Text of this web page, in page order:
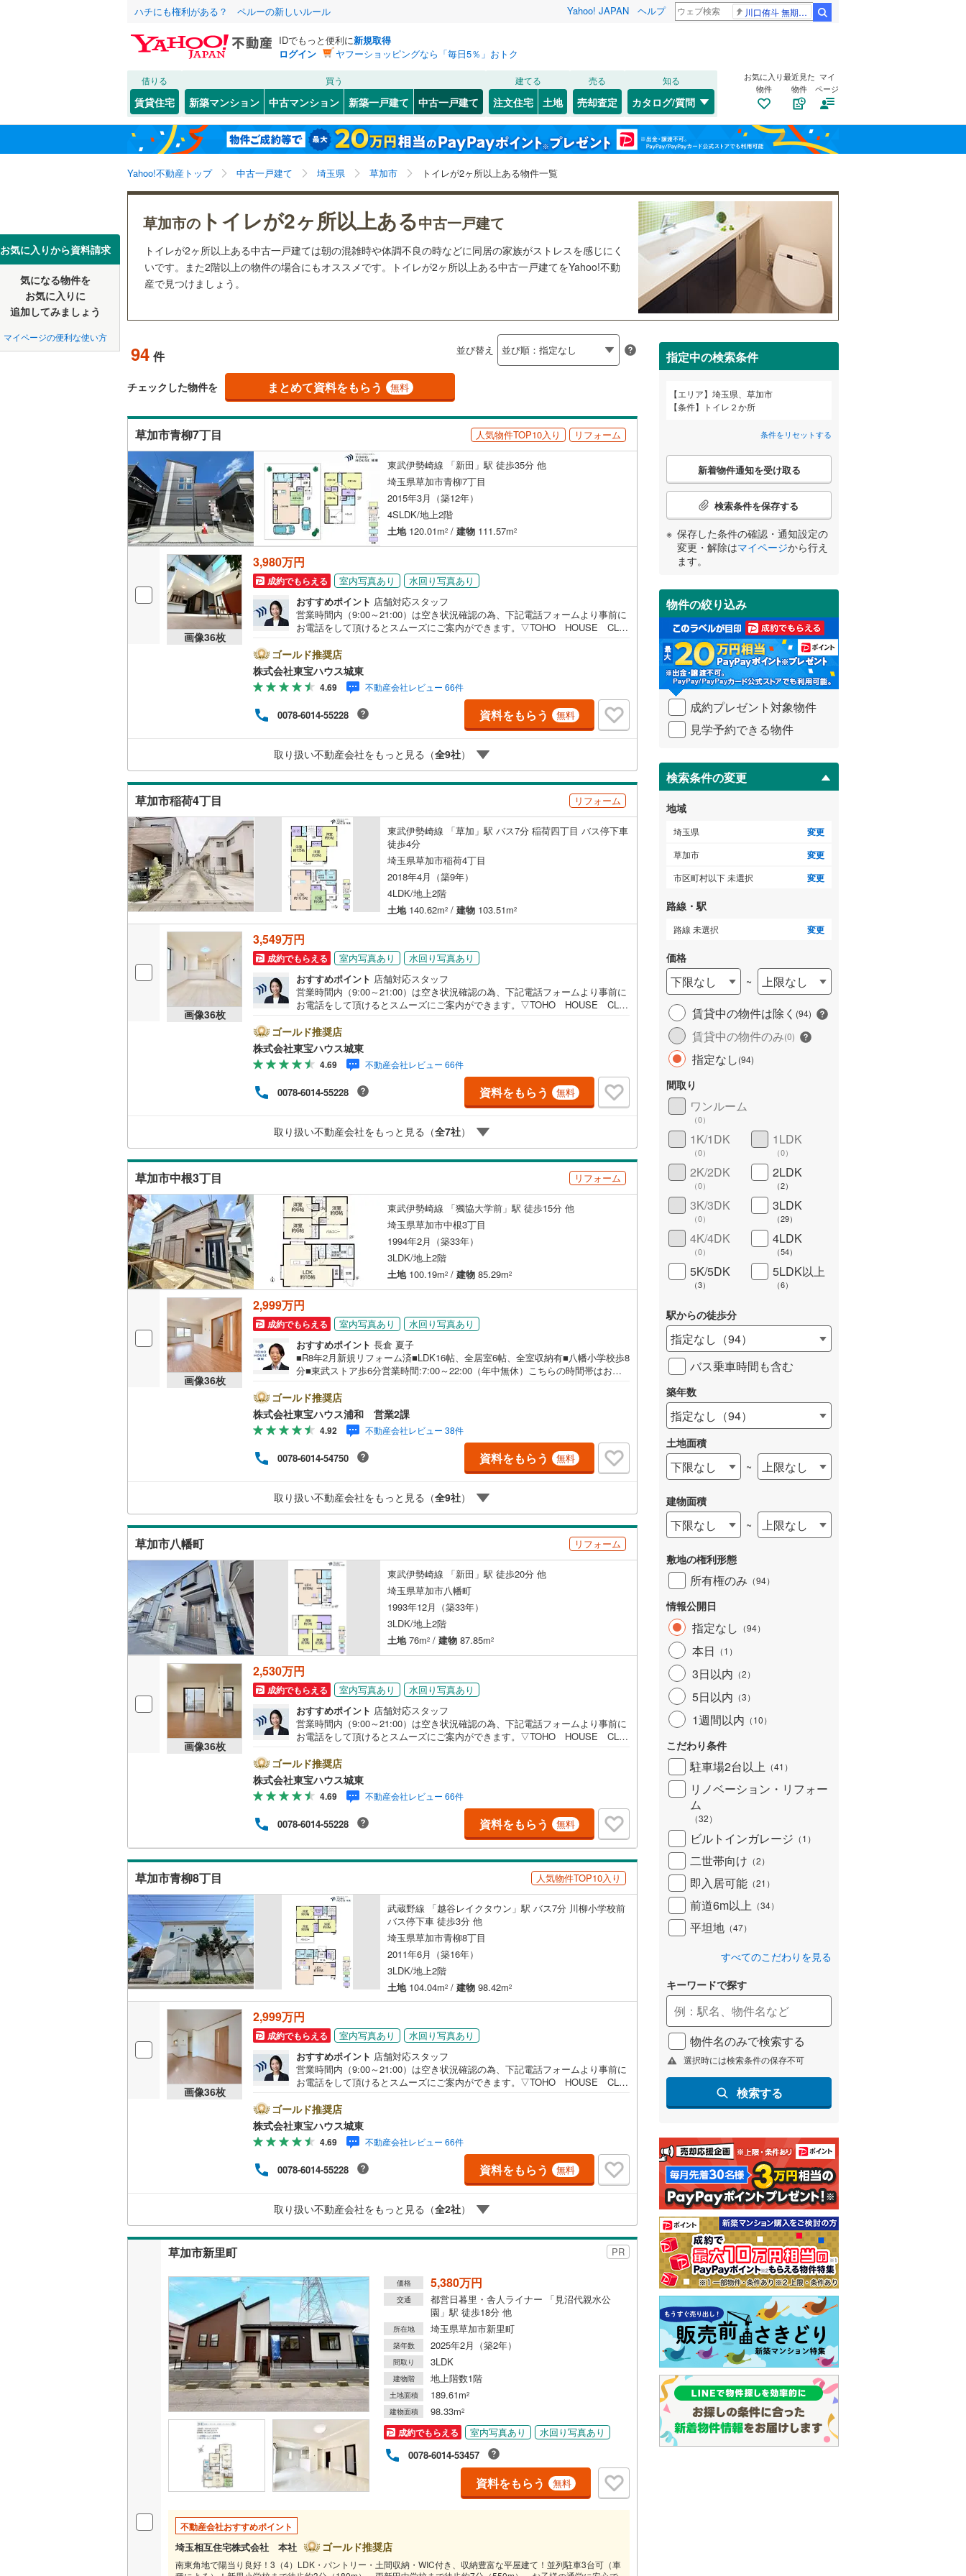
ハチにも権利がある？ ペルーの新しいルール Yahoo! JAPAN ヘルプ 川口侑斗 無期懲役
IDでもっと便利に新規取得
ログイン
ヤフーショッピングなら「毎日5％」おトク
借りる
賃貸住宅
買う
新築マンション 中古マンション 新築一戸建て 中古一戸建て
建てる
注文住宅 土地
売る
売却査定
知る
カタログ/質問
お気に入り
物件
最近見た
物件
マイ
ページ
Yahoo!不動産トップ 中古一戸建て 埼玉県 草加市 トイレが2ヶ所以上ある物件一覧
お気に入りから資料請求
気になる物件を
お気に入りに
追加してみましょう
マイページの便利な使い方
草加市の トイレが2ヶ所以上ある中古一戸建て
トイレが2ヶ所以上ある中古一戸建ては朝の混雑時や体調不良の時などに同居の家族がストレスを感じにく
いです。また2階以上の物件の場合にもオススメです。トイレが2ヶ所以上ある中古一戸建てをYahoo!不動
産で見つけましょう。
94 件 並び替え
チェックした物件を まとめて資料をもらう 無料
草加市青柳7丁目 人気物件TOP10入り リフォーム
東武伊勢崎線 「新田」駅 徒歩35分 他
埼玉県草加市青柳7丁目
2015年3月（築12年）
4SLDK/地上2階
土地120.01m2 / 建物 111.57m2
画像36枚
3,980万円
成約でもらえる 室内写真あり
水回り写真あり
おすすめポイント 店舗対応スタッフ
営業時間内（9:00～21:00）は空き状況確認の為、下記電話フォームより事前に
お電話をして頂けるとスムーズにご案内ができます。▽TOHO HOUSE CLU
て暮らしの「安心」を守り続けます。【Yahoo！ 不動産キャンペーン対象店
舗】当店で物件を成約するとPayPayボーナスライトがもらえる「Yahoo！ 不動
産 物件ご成約キャンペーン」の対象になります。「資料をもらう」「見学予約
をする」ボタンからお問い合わせください。※必ずYahoo！ JAPAN IDでログイ
ンしてください。※PayPayボーナスライトは出金と譲渡はできません。ご案
内・詳細な資料のご請求はお気軽にどうぞ♪お電話でのお問い合わせも常時受け
付けております！■頭金0円からのご購入可能です■（諸費用もOK）お気軽にお
ゴールド推奨店
株式会社東宝ハウス城東
4.69 不動産会社レビュー 66件
0078-6014-55228 資料をもらう 無料
取り扱い不動産会社をもっと見る（全9社）
草加市稲荷4丁目 リフォーム
東武伊勢崎線 「草加」駅 バス7分 稲荷四丁目 バス停下車
徒歩4分
埼玉県草加市稲荷4丁目
2018年4月（築9年）
4LDK/地上2階
土地140.62m2 / 建物 103.51m2
画像36枚
3,549万円
成約でもらえる 室内写真あり
水回り写真あり
おすすめポイント 店舗対応スタッフ
営業時間内（9:00～21:00）は空き状況確認の為、下記電話フォームより事前に
お電話をして頂けるとスムーズにご案内ができます。▽TOHO HOUSE CLU
て暮らしの「安心」を守り続けます。【Yahoo！ 不動産キャンペーン対象店
舗】当店で物件を成約するとPayPayボーナスライトがもらえる「Yahoo！ 不動
産 物件ご成約キャンペーン」の対象になります。「資料をもらう」「見学予約
をする」ボタンからお問い合わせください。※必ずYahoo！ JAPAN IDでログイ
ンしてください。※PayPayボーナスライトは出金と譲渡はできません。ご案
内・詳細な資料のご請求はお気軽にどうぞ♪お電話でのお問い合わせも常時受け
付けております！■頭金0円からのご購入可能です■（諸費用もOK）お気軽にお
ゴールド推奨店
株式会社東宝ハウス城東
4.69 不動産会社レビュー 66件
0078-6014-55228 資料をもらう 無料
取り扱い不動産会社をもっと見る（全7社）
草加市中根3丁目 リフォーム
東武伊勢崎線 「獨協大学前」駅 徒歩15分 他
埼玉県草加市中根3丁目
1994年2月（築33年）
3LDK/地上2階
土地100.19m2 / 建物 85.29m2
画像36枚
2,999万円
成約でもらえる 室内写真あり
水回り写真あり
おすすめポイント 長倉 夏子
■R8年2月新規リフォーム済■LDK16帖、全居室6帖、全室収納有■八幡小学校歩8
分■東武ストア歩6分営業時間:7:00～22:00（年中無休）こちらの時間帯はお電
東宝ハウスライフソリューションズグループ 東宝ハウス浦和 特別提携金利
〔一例〕東宝ハウス浦和の住宅ローン■変動金利全期間引下げプラン⇒住宅ロー
ン金利優遇割の最大適用《0.89％》と某信用金庫金利1.275％の比較借入金4000
万円返済期間35年の総返済額の差額:303万円※2026年7月末実行分まで（審査・
要件があります）◇TOHO HOUSE CLUBで生涯の安心をお届け◇東宝ハウスの
ライフパートナーが直接ご対応ライフプランニング、かけつけサポート、Club
Offプレミアムなど多彩なサービスがございます
ゴールド推奨店
株式会社東宝ハウス浦和 営業2課
4.92 不動産会社レビュー 38件
0078-6014-54750 資料をもらう 無料
取り扱い不動産会社をもっと見る（全9社）
草加市八幡町 リフォーム
東武伊勢崎線 「新田」駅 徒歩20分 他
埼玉県草加市八幡町
1993年12月（築33年）
3LDK/地上2階
土地76m2 / 建物 87.85m2
画像36枚
2,530万円
成約でもらえる 室内写真あり
水回り写真あり
おすすめポイント 店舗対応スタッフ
営業時間内（9:00～21:00）は空き状況確認の為、下記電話フォームより事前に
お電話をして頂けるとスムーズにご案内ができます。▽TOHO HOUSE CLU
て暮らしの「安心」を守り続けます。【Yahoo！ 不動産キャンペーン対象店
舗】当店で物件を成約するとPayPayボーナスライトがもらえる「Yahoo！ 不動
産 物件ご成約キャンペーン」の対象になります。「資料をもらう」「見学予約
をする」ボタンからお問い合わせください。※必ずYahoo！ JAPAN IDでログイ
ンしてください。※PayPayボーナスライトは出金と譲渡はできません。ご案
内・詳細な資料のご請求はお気軽にどうぞ♪お電話でのお問い合わせも常時受け
付けております！■頭金0円からのご購入可能です■（諸費用もOK）お気軽にお
問い合わせください。
ゴールド推奨店
株式会社東宝ハウス城東
4.69 不動産会社レビュー 66件
0078-6014-55228 資料をもらう 無料
草加市青柳8丁目 人気物件TOP10入り
武蔵野線 「越谷レイクタウン」駅 バス7分 川柳小学校前
バス停下車 徒歩3分 他
埼玉県草加市青柳8丁目
2011年6月（築16年）
3LDK/地上2階
土地104.04m2 / 建物 98.42m2
画像36枚
2,999万円
成約でもらえる 室内写真あり
水回り写真あり
おすすめポイント 店舗対応スタッフ
営業時間内（9:00～21:00）は空き状況確認の為、下記電話フォームより事前に
お電話をして頂けるとスムーズにご案内ができます。▽TOHO HOUSE CLU
て暮らしの「安心」を守り続けます。【Yahoo！ 不動産キャンペーン対象店
舗】当店で物件を成約するとPayPayボーナスライトがもらえる「Yahoo！ 不動
産 物件ご成約キャンペーン」の対象になります。「資料をもらう」「見学予約
をする」ボタンからお問い合わせください。※必ずYahoo！ JAPAN IDでログイ
ンしてください。※PayPayボーナスライトは出金と譲渡はできません。ご案
内・詳細な資料のご請求はお気軽にどうぞ♪お電話でのお問い合わせも常時受け
付けております！■頭金0円からのご購入可能です■（諸費用もOK）お気軽にお
ゴールド推奨店
株式会社東宝ハウス城東
4.69 不動産会社レビュー 66件
0078-6014-55228 資料をもらう 無料
取り扱い不動産会社をもっと見る（全2社）
草加市新里町 PR
価格 5,380万円
交通
都営日暮里・舎人ライナー 「見沼代親水公
園」駅 徒歩18分 他
所在地 埼玉県草加市新里町
築年数 2025年2月（築2年）
間取り 3LDK
建物階 地上階数1階
土地面積 189.61m2
建物面積 98.33m2
成約でもらえる 室内写真あり
水回り写真あり
0078-6014-53457
資料をもらう 無料
不動産会社おすすめポイント
埼玉相互住宅株式会社 本社 ゴールド推奨店
南東角地で陽当り良好！3（4）LDK・パントリー・土間収納・WIC付き、収納豊富な平屋建て！並列駐車3台可（車
指定中の検索条件
エリア
埼玉県、草加市
条件
トイレ２か所
条件をリセットする
こ
検
条
件
受
け
取
る
・
条
件
を
イ
ペ
ジ
に
保
存
す
る
新着物件通知を受け取る
検索条件を保存する
保存した条件の確認・通知設定の
変更・解除はマイページから行え
ます。
物件の絞り込み
成約プレゼント対象物件
見学予約できる物件
検索条件の変更
地域
埼玉県 変更
草加市 変更
市区町村以下 未選択 変更
路線・駅
路線 未選択 変更
価格
下限なし ~
上限なし
賃貸中の物件は除く (94)
賃貸中の物件のみ(0)
指定なし(94)
間取り
ワンルーム
（0）
1K/1DK
（0）
1LDK
（0）
2K/2DK
（0）
2LDK
（2）
3K/3DK
（0）
3LDK
（29）
4K/4DK
（0）
4LDK
（54）
5K/5DK
（3）
5LDK以上
（6）
駅からの徒歩分
指定なし （94）
バス乗車時間も含む
築年数
指定なし （94）
土地面積
下限なし ~ 上限なし
建物面積
下限なし ~ 上限なし
敷地の権利形態
所有権のみ （94）
情報公開日
指定なし （94）
本日 （1 ）
3日以内 （2）
5日以内 （3）
1週間以内 （10）
こだわり条件
駐車場2台以上 （41 ）
リノベーション・リフォー
ム
（32）
ビルトインガレージ （1 ）
二世帯向け （2）
即入居可能 （21 ）
前道6m以上 （34）
平坦地 （47）
すべてのこだわりを見る
キーワードで探す
物件名のみで検索する
選択時には検索条件の保存不可
検索する
北海道 北海道
東北 青森 岩手 宮城 秋田 山形 福島
関東 東京 神奈川 埼玉 千葉
信越・北陸 新潟 長野
東海 愛知 岐阜 静岡 三重
近畿 和歌山
中国 鳥取 島根 岡山 広島 山口
高知
福岡 佐賀 長崎 鹿児島
該当物件0件 この条件で検索する 条件をリセットする
さいたま市 西区(27) 北区(26) 大宮区(14)
見沼区(43) 中央区(16) 桜区(13)
浦和区
22) 南区(52)
岩槻区
40)
埼玉県のそのほ
かの地域
川越市(124) 熊谷市(58) 川口市 ( 223)
行田市(23) 秩父市(0 所沢市
鴻巣市(50) 深谷市(21)
上尾市(57)
入間市( 48)
志木市(19)
新座市(64 桶川市(17) (52)
北本市( 18) 八潮市 富士見市(31)
三郷市( 27) 坂戸市(42)
幸手市(15) 鶴ヶ島市(21) 日高市 ( 27)
吉川市(17) ふじみ野市
北足立郡伊奈町(19 ) 入間郡毛呂山町(
入間郡越生町(8) 比企郡滑川町(10 比企郡嵐山町(6 )
比企郡小川町( 比企郡吉見町(6)
比企郡鳩山町 (5) 秩父郡横瀬町(0)
秩父郡皆野町(0 秩父郡長瀞町 (0 ) 秩父郡小鹿野町(1)
児玉郡神川町 ( 2)
南埼玉郡宮代町(6)
該当物件0件 この条件で検索する 条件をリセットする
青柳町(1) 遊馬町(3) 金明町(1)
新善町(1) 住吉(1) 中央(1)
苗塚町
4) 西町(6)
氷川町
谷塚仲町( 2)
谷塚町
2) 柳島町 八幡町 8)
吉町(1) 両新田西町(3) 両新田東町(
北谷
青柳(18) 中根(1) 弁天(2)
瀬崎 6) 清門(1)
長栄(3)
該当物件0件 この条件で検索する 条件をリセットする
JR 東北本線(1) 川越線(0) 高崎線(0)
湘南新宿ライン（宇都宮～逗子）
(0)
湘南新宿ライン（前橋～小田原）
(0)
武蔵野線(14
東北新幹線(0) 上越新幹線(0) 山形新幹線(0)
秋田新幹線(0) 北陸新幹線
地下鉄 東京メトロ有楽町線(0) 東京メトロ副都心線(0)
私鉄・その他 つくばエクスプレス
東武伊勢崎線(90) 東武日光線(0) 東武野田線(0)
東武越生線(0 西武池袋線(0)
西武秩父線(0) 西武狭山線(0)
西武山口線(0)
該当物件0件 この条件で検索する 条件をリセットする
該当物件0件 この条件で検索する 条件をリセットする
こだわり条件 リフォーム、リノベーション
リノベーション・リフォーム
（32）
築古・築30年以上（18）
設備
床暖房 11 ） トイレ２か所 94
駐車場2台以上 （41） ビルトインガレージ 太陽光発電システム
ＴＶモニタ付インターホン
防犯カメラ（1）
間取り、居室全体
バリアフリー住宅（ 間取り変更可能（5）
二世帯向け（2） 3階建て以上（11）
サービスルーム（納戸）
（19）
立地
最寄りの駅が始発駅 7） 海まで2km以内 小学校まで1km以内（63）
配置、向き、建ち方、日当たり
前道6m以上（34） 角地（20） 南道路 （18）
平坦地（47 ）
LD
（44）
キッチン
独立型キッチン （8 対面キッチン （ 60）
販売、価格、契約、入居関連など
即入居可能（21）
浴室乾燥機あり ）
ウォークインクローゼット
（40）
床下収納（
バルコニー、庭
ウッドデッキあり（1）
構造・規模・施工・品質・工法関連
耐震、免震、制震構造
長期優良住宅（3）
オンライン内見(相談)可（35） IT重説可（20）
詳しく見る
該当物件0件 この条件で検索する 条件をリセットする
検索条件を保存しました
この検索条件の新着物件通知は、 マイページから設定できます。
保存した条件を見る
埼玉県、草加市、トイレ２か所
検索条件を保存する
マイページ
閉じる お気に入りリストを見る
閉じる
閉じる お気に入りリストを見る
閉じる